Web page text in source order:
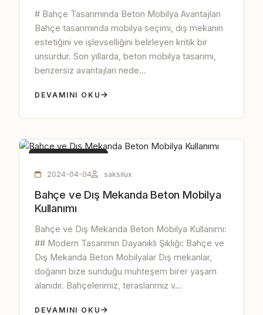
# Bahçe Tasarımında Beton Mobilya Avantajları
Bahçe tasarımında mobilya seçimi, dış mekanın
estetiğini ve işlevselliğini belirleyen kritik bir
unsurdur. Son yıllarda, beton mobilya tasarımı,
benzersiz avantajları nede...
DEVAMINI OKU
2024-04-04 saksilux
Bahçe ve Dış Mekanda Beton Mobilya
Kullanımı
Bahçe ve Dış Mekanda Beton Mobilya Kullanımı:
## Modern Tasarımın Dayanıklı Şıklığı: Bahçe ve
Dış Mekanda Beton Mobilyalar Dış mekanlar,
doğanın bize sunduğu muhteşem birer yaşam
alanıdır. Bahçelerimiz, teraslarımız v...
DEVAMINI OKU